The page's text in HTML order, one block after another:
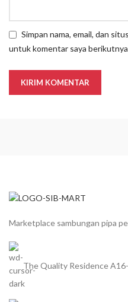
Simpan nama, email, dan
untuk komentar saya
Marketplace sambungan pipa
The Quality Residence